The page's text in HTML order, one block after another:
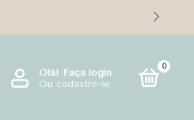
Olá! Faça login
Ou cadastre-se
0